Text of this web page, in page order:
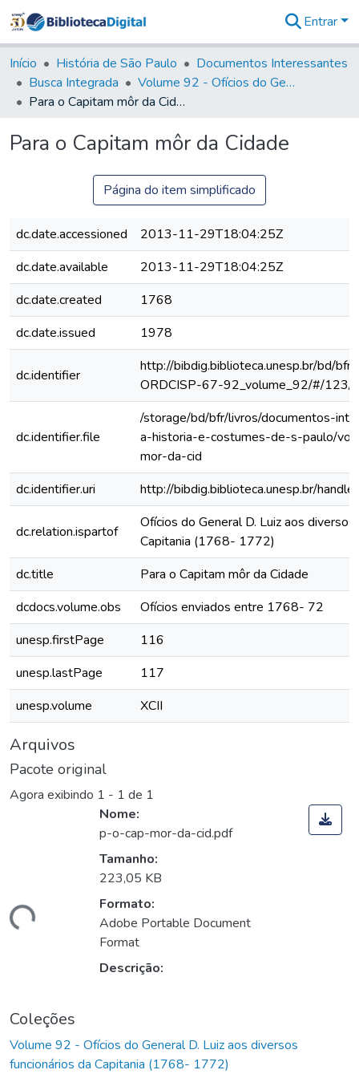
&
Coleções
Tudo na
Biblioteca
Estatísticas
Entrar
Início História de São Paulo
Documentos Interessantes
Busca Integrada
Volume 92 - Ofícios do General D. Luiz aos diversos funcionários da Capitania (1768- 1772)
Para o Capitam môr da Cidade
Para o Capitam môr da Cidade
Página do item simplificado
dc.date.accessioned
2013-11-29T18:04:25Z
dc.date.available
2013-11-29T18:04:25Z
dc.date.created
1768
dc.date.issued
1978
dc.identifier
http://bibdig.biblioteca.unesp.br/bd/
ORDCISP-67-92_volume_92/#/123/
dc.identifier.file
/storage/bd/bfr/livros/documentos-
a-historia-e-costumes-de-s-paulo/
mor-da-cid
dc.identifier.uri
http://bibdig.biblioteca.unesp.br/
dc.relation.ispartof
Ofícios do General D. Luiz aos diversos
Capitania (1768- 1772)
dc.title
Para o Capitam môr da Cidade
dcdocs.volume.obs
Ofícios enviados entre 1768- 72
unesp.firstPage
116
unesp.lastPage
117
unesp.volume
XCII
Arquivos
Pacote original
Agora exibindo 1 - 1 de 1
Nome:
p-o-cap-mor-da-cid.pdf
Tamanho:
223,05 KB
Formato:
Adobe Portable Document
Format
Descrição:
Coleções
Volume 92 - Ofícios do General D. Luiz aos diversos
funcionários da Capitania (1768- 1772)